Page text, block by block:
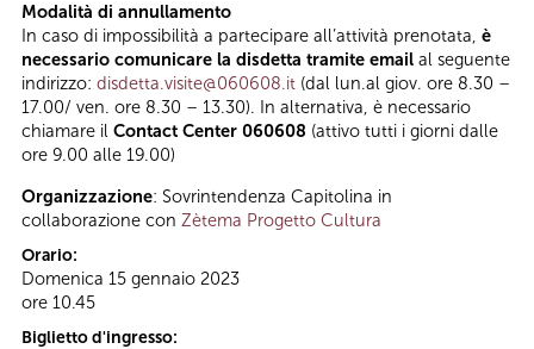
Modalità di annullamento
In caso di impossibilità a partecipare all’attività prenotata, è
necessario comunicare la disdetta tramite email al seguente
indirizzo: disdetta.visite@060608.it (dal lun.al giov. ore 8.30 –
17.00/ ven. ore 8.30 – 13.30). In alternativa, è necessario
chiamare il Contact Center 060608 (attivo tutti i giorni dalle
ore 9.00 alle 19.00)
Organizzazione: Sovrintendenza Capitolina in
collaborazione con Zètema Progetto Cultura
Orario:
Domenica 15 gennaio 2023
ore 10.45
Biglietto d'ingresso: